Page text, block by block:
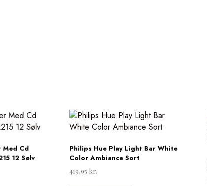
Cd
12 Sølv
Philips Hue Play Light Bar White
Color Ambiance Sort
419,95 kr.